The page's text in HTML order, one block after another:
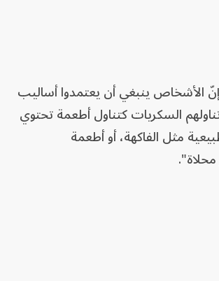
الأشخاص ينبغي أن يعتمدوا أساليب
السكريات كتناول أطعمة تحتوي
مثل الفاكهة، أو أطعمة